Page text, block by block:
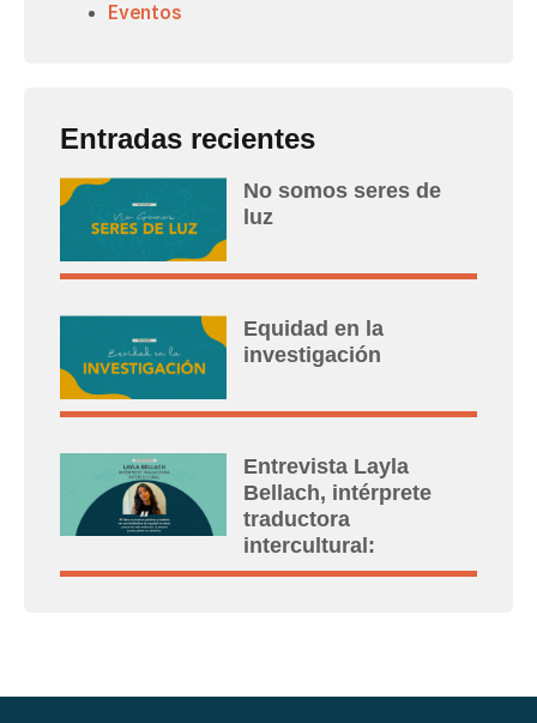
Eventos
Entradas recientes
No somos seres de
luz
Equidad en la
investigación
Entrevista Layla
Bellach, intérprete
traductora
intercultural: